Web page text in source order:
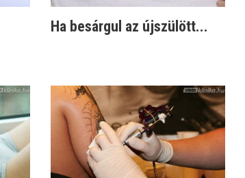
Ha besárgul az újszülött...